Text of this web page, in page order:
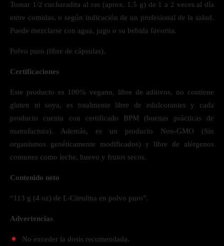
Tomar 1/2 cucharadita al ras (aprox. 1.5 g) de 1 a 2 veces al día
entre comidas, o según indicación de un profesional de la salud.
Puede mezclarse con agua, jugo o su bebida favorita.
Polvo puro (libre de cápsulas).
Certificaciones
Este producto es 100% vegano, libre de aditivos, no contiene
gluten ni soya, es totalmente libre de edulcorantes y cada
producto cuenta con certificado BPM (buenas prácticas de
manufactura). Además, es un producto Non-GMO (Sin
organismos genéticamente modificados) y libre de alérgenos
comunes como leche, huevo y frutos secos.
Contenido neto
“113 g (4 oz) de L-Citrulina en polvo puro”.
Advertencias
No exceder la dosis recomendada.